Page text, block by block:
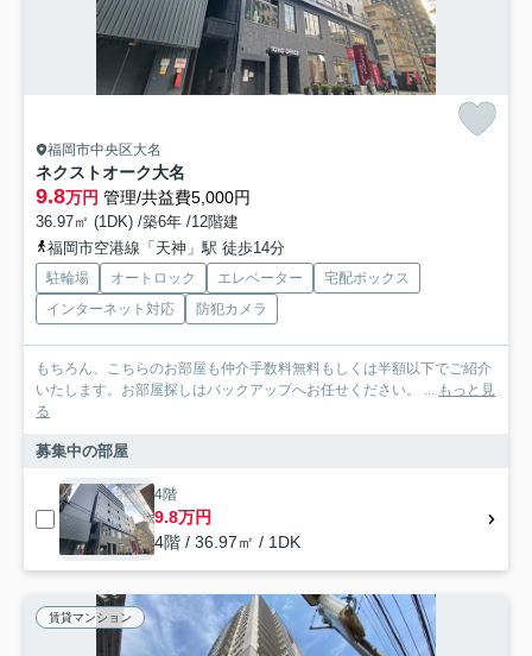
福岡市中央区大名
ネクストオーク大名
9.8万円 管理/共益費5,000円
36.97㎡ (1DK) /築6年 /12階建
福岡市空港線「天神」駅 徒歩14分
駐輪場 オートロック エレベーター
宅配ボックス
インターネット対応
防犯カメラ
もちろん、こちらのお部屋も仲介手数料無料もしくは半額以下でご紹介
いたします。お部屋探しはバックアップへお任せください。 ... もっと見
る
募集中の部屋
4階
9.8万円
4階 / 36.97㎡ / 1DK
賃貸マンション